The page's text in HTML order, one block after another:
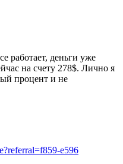
работает, деньги уже
на счету 278$. Лично я
процент и не
e596